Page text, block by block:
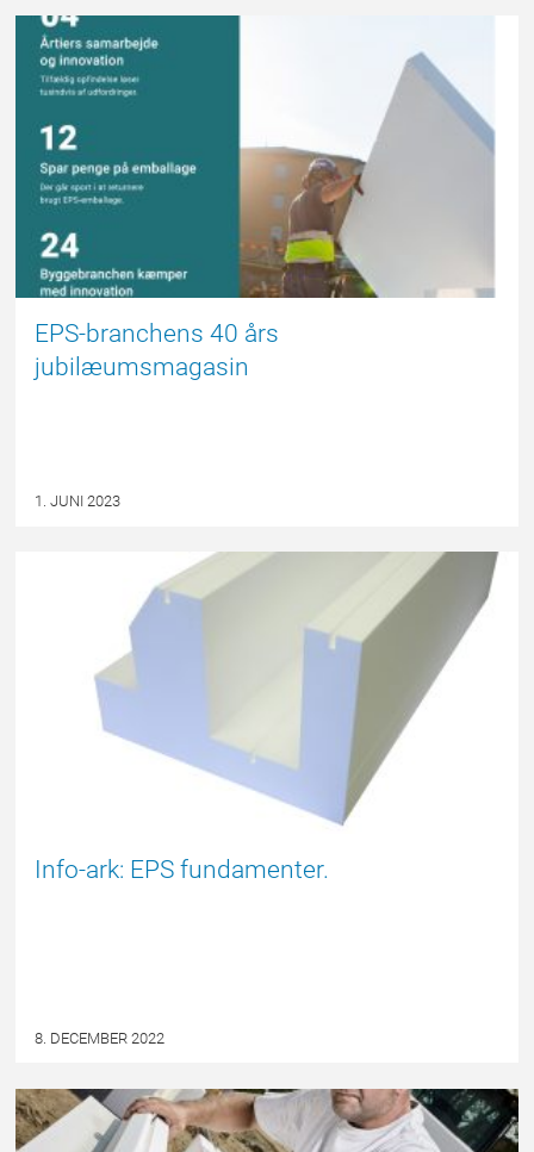
EPS-branchens 40 års
jubilæumsmagasin
1. JUNI 2023
Info-ark: EPS fundamenter.
8. DECEMBER 2022
EPSBLOGGEN
EPSBLOGGEN